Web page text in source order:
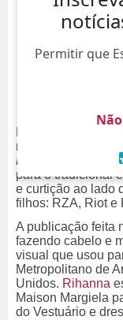
Permitir que
Na noite desta
redes sociais com
Met Gala 2026.
A
para o tradicional
e curtição ao lado
filhos: RZA, Riot e
A publicação feita
fazendo cabelo e
visual que usou
Metropolitano de
Unidos. Rihanna
Maison Margiela
do Vestuário e